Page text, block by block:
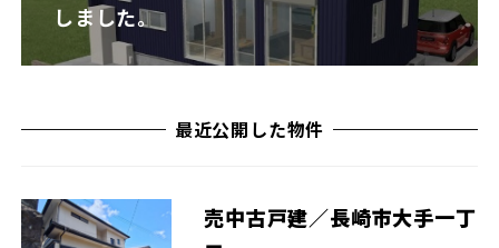
しました。
最近公開した物件
売中古戸建／長崎市大手一丁